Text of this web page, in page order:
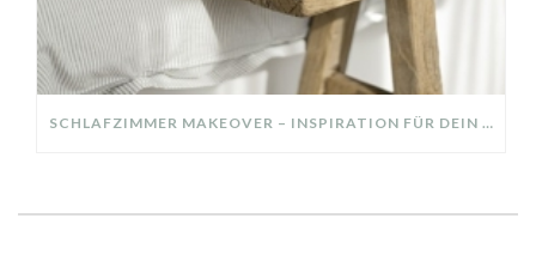
SCHLAFZIMMER MAKEOVER – INSPIRATION FÜR DEIN SCHLAFZIMMER: AUS ALT MACH NEU – HELL, GEMÜTLICH UND EINLADEND